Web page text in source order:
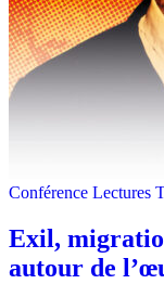
Conférence Lectures
Exil,
autour de